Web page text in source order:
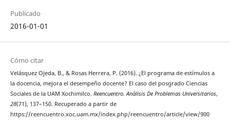
Publicado
2016-01-01
Cómo citar
Velásquez Ojeda, B., & Rosas Herrera, P. (2016). ¿El programa de estímulos a
la docencia, mejora el desempeño docente? El caso del posgrado Ciencias
Sociales de la UAM Xochimilco. Reencuentro. Análisis De Problemas Universitarios,
28(71), 137–150. Recuperado a partir de
https://reencuentro.xoc.uam.mx/index.php/reencuentro/article/view/900